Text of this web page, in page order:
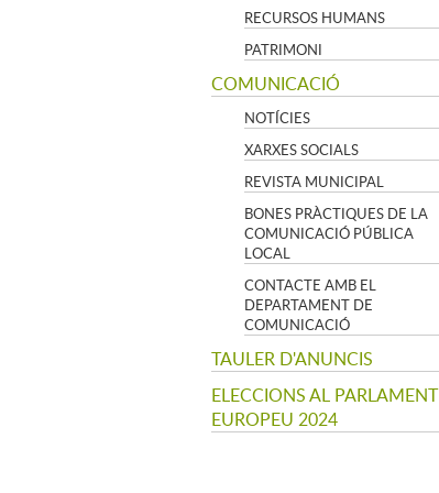
RECURSOS HUMANS
PATRIMONI
COMUNICACIÓ
NOTÍCIES
XARXES SOCIALS
REVISTA MUNICIPAL
BONES PRÀCTIQUES DE LA
COMUNICACIÓ PÚBLICA
LOCAL
CONTACTE AMB EL
DEPARTAMENT DE
COMUNICACIÓ
TAULER D'ANUNCIS
ELECCIONS AL PARLAMENT
EUROPEU 2024